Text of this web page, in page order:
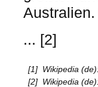
Australien.
... [2]
[1] Wikipedia
[2] Wikipedia (de):